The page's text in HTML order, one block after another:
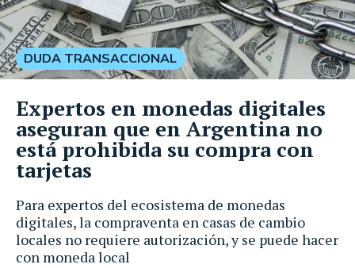
Para expertos del ecosistema de monedas
digitales, la compraventa en casas de cambio
locales no requiere autorización, y se puede hacer
con moneda local
DUDA TRANSACCIONAL
Expertos en monedas digitales
aseguran que en Argentina no
está prohibida su compra con
tarjetas